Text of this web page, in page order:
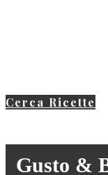
Cerca Ricette
Gusto &